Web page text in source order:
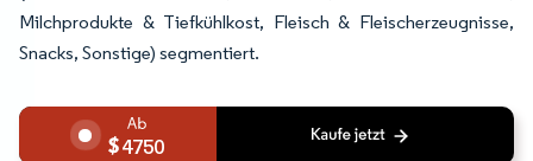
Milchprodukte & Tiefkühlkost, Fleisch & Fleischerzeugnisse,
Snacks, Sonstige) segmentiert.
4750